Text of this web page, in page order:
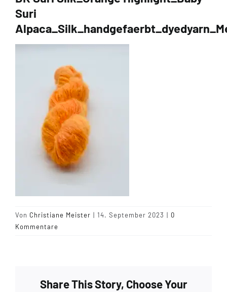
Tipps & Infos
Wollfestivals
Kontakt
Suri
Von Christiane Meister | 14. September 2023 | 0
Kommentare
Share This Story, Choose Your